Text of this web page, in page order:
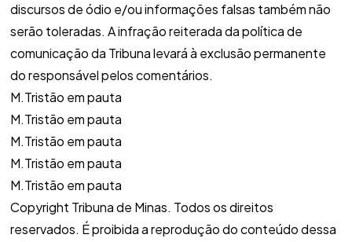
discursos de ódio e/ou informações falsas também não
serão toleradas. A infração reiterada da política de
comunicação da Tribuna levará à exclusão permanente
do responsável pelos comentários.
M.Tristão em pauta
M.Tristão em pauta
M.Tristão em pauta
M.Tristão em pauta
M.Tristão em pauta
Copyright Tribuna de Minas. Todos os direitos
reservados. É proibida a reprodução do conteúdo dessa